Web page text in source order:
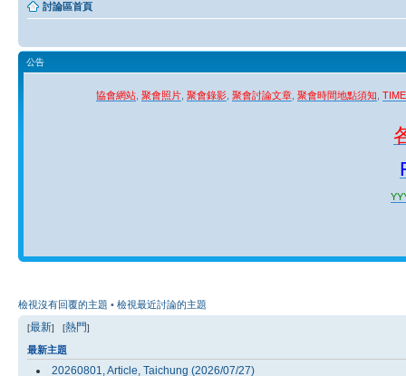
討論區首頁
公告
協會網站 聚會照片 聚會錄影 聚會討論文章 聚會時間地點須知
檢視沒有回覆的主題 • 檢視最近討論的主題
[最新] [熱門]
最新主題
20260801, Article, Taichung (2026/07/27)